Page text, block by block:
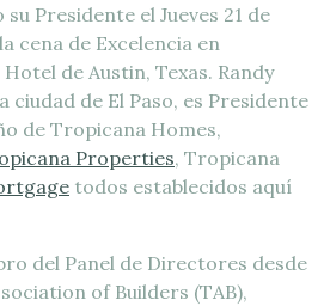
Presidente el Jueves 21 de
cena de Excelencia en
de Austin, Texas. Randy
ciudad de El Paso, es Presidente
de Tropicana Homes,
Properties, Tropicana
todos establecidos aquí
del Panel de Directores desde
of Builders (TAB),